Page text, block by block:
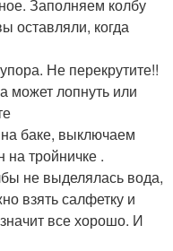
Заполняем колбу
оставляли, когда
Не перекрутите!!
может лопнуть или
баке, выключаем
на тройничке .
не выделялась вода,
взять салфетку и
все хорошо. И